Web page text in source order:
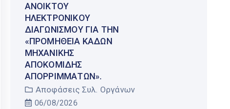
ΑΝΟΙΚΤΟΎ
ΗΛΕΚΤΡΟΝΙΚΟΎ
ΔΙΑΓΩΝΙΣΜΟΎ ΓΙΑ ΤΗΝ
«ΠΡΟΜΉΘΕΙΑ ΚΆΔΩΝ
ΜΗΧΑΝΙΚΉΣ
ΑΠΟΚΟΜΙΔΉΣ
ΑΠΟΡΡΙΜΜΆΤΩΝ».
Αποφάσεις Συλ. Οργάνων
06/08/2026